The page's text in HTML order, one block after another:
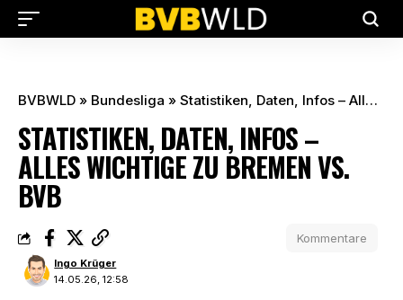
BVBWLD » Bundesliga » Statistiken, Daten, Infos – Alles Wichtige zu Bremen vs. BVB
STATISTIKEN, DATEN, INFOS –
ALLES WICHTIGE ZU BREMEN VS.
BVB
14.05.26, 12:58
Ingo Krüger
Kommentare